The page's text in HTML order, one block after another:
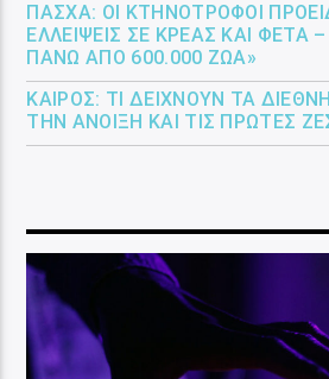
ΠΆΣΧΑ: ΟΙ ΚΤΗΝΟΤΡΌΦΟΙ
ΕΛΛΕΊΨΕΙΣ ΣΕ ΚΡΈΑΣ ΚΑΙ ΦΈΤΑ
ΠΆΝΩ ΑΠΌ 600.000 ΖΏΑ»
ΚΑΙΡΌΣ: ΤΙ ΔΕΊΧΝΟΥΝ ΤΑ
ΤΗΝ ΆΝΟΙΞΗ ΚΑΙ ΤΙΣ ΠΡΏΤΕΣ